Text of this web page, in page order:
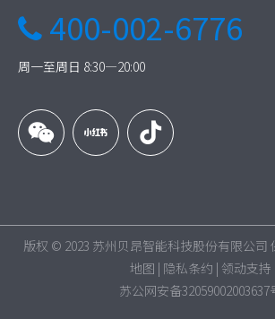
 400-002-6776
周一至周日 8:30—20:00
版权 © 2023 苏州贝昂智能科技股份有限公司
地图 | 隐私条约 | 领动支持
苏公网安备32059002003637